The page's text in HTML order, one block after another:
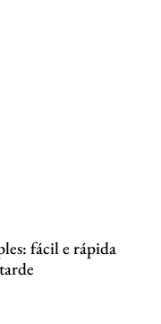
fácil e rápida